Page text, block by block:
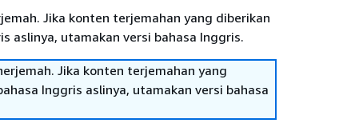
Jika konten terjemahan yang diberikan
aslinya, utamakan versi bahasa Inggris.
Jika konten terjemahan yang
Inggris aslinya, utamakan versi bahasa